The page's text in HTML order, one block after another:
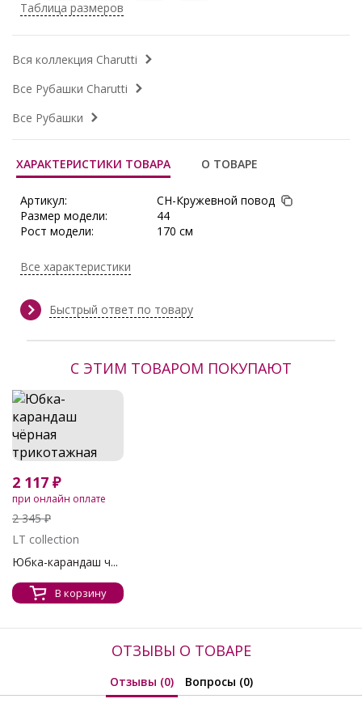
Таблица размеров
Вся коллекция Charutti
Все Рубашки Charutti
Все Рубашки
ХАРАКТЕРИСТИКИ ТОВАРА О ТОВАРЕ
Артикул:
CH-Кружевной повод
Размер модели:
44
Рост модели:
170 см
Тип ткани:
77см., р.54 - 78см., р.56 - 79см.
Сезон:
Зима, Круглогодичный, Лето,
Производитель:
Charutti
Все характеристики
Быстрый ответ по товару
С ЭТИМ ТОВАРОМ ПОКУПАЮТ
2 117 ₽
при онлайн оплате
2 345 ₽
LT collection
Юбка-карандаш ч...
В корзину
ОТЗЫВЫ О ТОВАРЕ
Отзывы (0) Вопросы (0)